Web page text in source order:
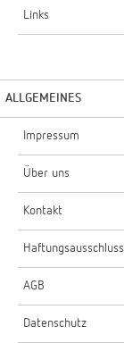
Links
ALLGEMEINES
Impressum
Über uns
Kontakt
Haftungsausschluss
AGB
Datenschutz